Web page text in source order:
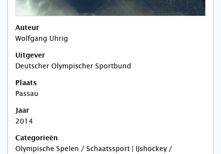
Auteur
Wolfgang Uhrig
Uitgever
Deutscher Olympischer Sportbund
Plaats
Passau
Jaar
2014
Categorieën
Olympische Spelen / Schaatssport | IJshockey /